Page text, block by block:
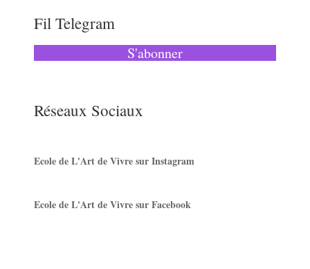
Fil Telegram
S'abonner
Réseaux Sociaux
Ecole de L'Art de Vivre sur Instagram
Ecole de L'Art de Vivre sur Facebook